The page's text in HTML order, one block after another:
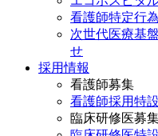
看護師特定行
次世代医療基
せ
採用情報
看護師募集
看護師採用特
臨床研修医募